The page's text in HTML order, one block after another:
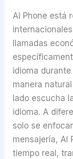
AI Phone está
llamadas
idioma
manera
lado escucha
idioma. A
solo se
mensajería, AI
tiempo real,